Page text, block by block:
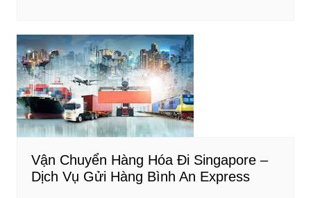
Vận Chuyển Hàng Hóa Đi Singapore –
Dịch Vụ Gửi Hàng Bình An Express